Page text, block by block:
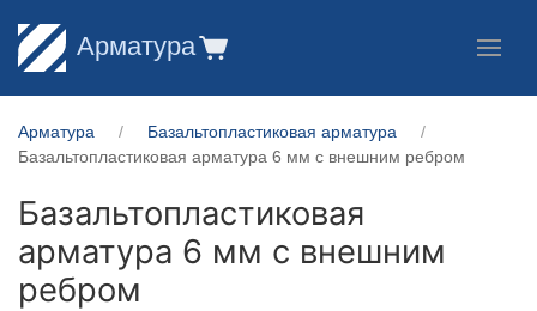
Арматура
Арматура
Базальтопластиковая арматура
Базальтопластиковая арматура 6 мм с внешним ребром
Базальтопластиковая
арматура 6 мм с внешним
ребром